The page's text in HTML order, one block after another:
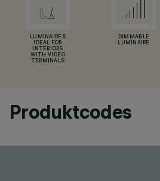
LUMINAIRES
IDEAL FOR
INTERIORS
WITH VIDEO
TERMINALS
DIMMABLE
LUMINAIRE
Produktcodes